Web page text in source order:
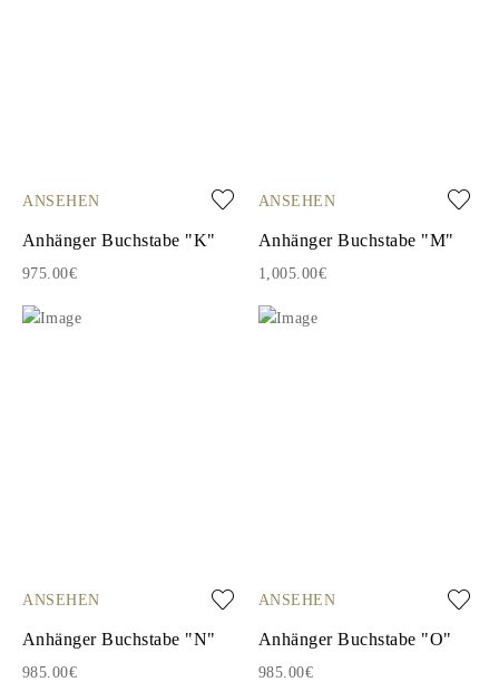
ANSEHEN
Anhänger Buchstabe "K"
975.00€
ANSEHEN
Anhänger Buchstabe "M"
1,005.00€
ANSEHEN
Anhänger Buchstabe "N"
985.00€
ANSEHEN
Anhänger Buchstabe "O"
985.00€